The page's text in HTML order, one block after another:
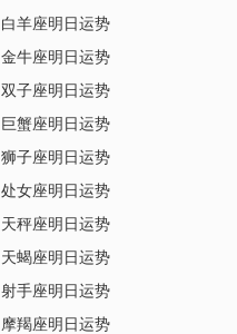
白羊座明日运势
金牛座明日运势
双子座明日运势
巨蟹座明日运势
狮子座明日运势
处女座明日运势
天秤座明日运势
天蝎座明日运势
射手座明日运势
摩羯座明日运势